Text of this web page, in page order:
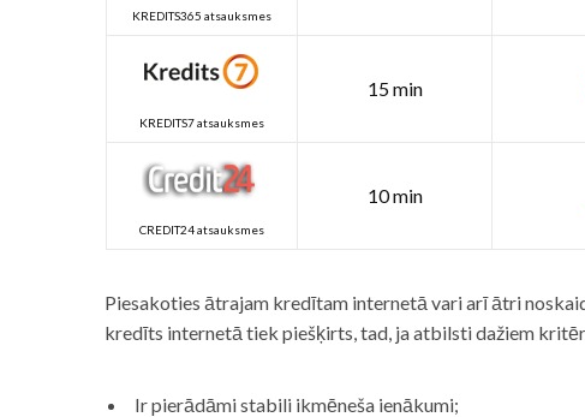
KREDITS365 atsauksmes
KREDITS7 atsauksmes
15 min
CREDIT24 atsauksmes
10 min
Piesakoties ātrajam kredītam internetā vari arī ātri
kredīts internetā tiek piešķirts, tad, ja atbilsti dažiem
Ir pierādāmi stabili ikmēneša ienākumi;